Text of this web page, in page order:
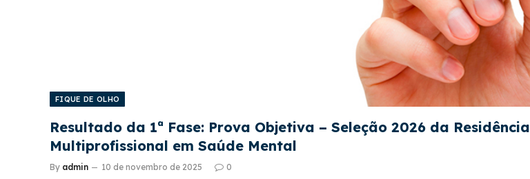
FIQUE DE OLHO
Resultado da 1ª Fase: Prova Objetiva – Seleção 2026 da Residência
Multiprofissional em Saúde Mental
By admin 10 de novembro de 2025 0